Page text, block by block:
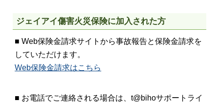
ジェイアイ傷害火災保険に加入された方
■ Web保険金請求サイトから事故報告と保険金請求を
していただけます。
Web保険金請求はこちら
■ お電話でご連絡される場合は、t@bihoサポートライ